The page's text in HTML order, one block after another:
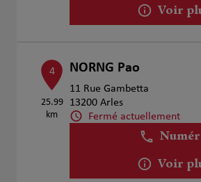
Voir
4
25.99
km
NORNG Pao
11 Rue Gambetta
13200 Arles
Fermé actuellement
Voir